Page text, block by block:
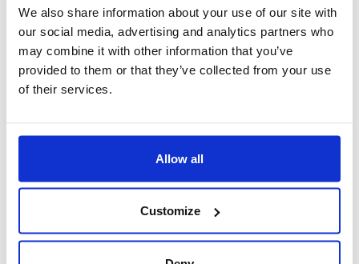
We also share information about your use of our site with
our social media, advertising and analytics partners who
may combine it with other information that you’ve
provided to them or that they’ve collected from your use
of their services.
Allow all
Customize
některém z prodejních míst, můžete ho aktivovat zadáním
QR kódu, který naleznete v potvrzovacím e-mailu.